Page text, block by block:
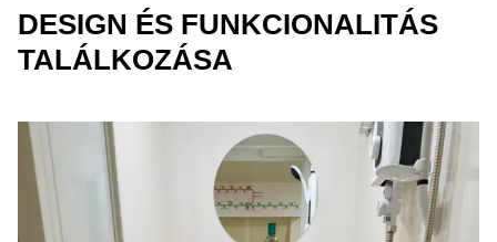
DESIGN ÉS FUNKCIONALITÁS
TALÁLKOZÁSA